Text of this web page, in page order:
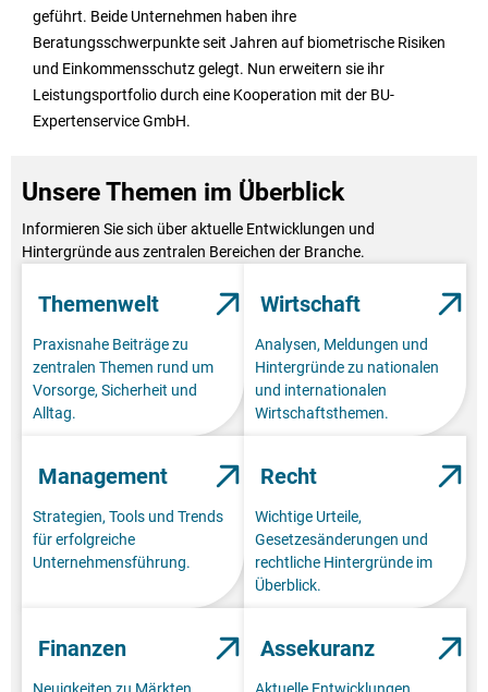
geführt. Beide Unternehmen haben ihre
Beratungsschwerpunkte seit Jahren auf biometrische Risiken
und Einkommensschutz gelegt. Nun erweitern sie ihr
Leistungsportfolio durch eine Kooperation mit der BU-
Expertenservice GmbH.
Unsere Themen im Überblick
Informieren Sie sich über aktuelle Entwicklungen und
Hintergründe aus zentralen Bereichen der Branche.
Themenwelt
Praxisnahe Beiträge zu
zentralen Themen rund um
Vorsorge, Sicherheit und
Alltag.
Wirtschaft
Analysen, Meldungen und
Hintergründe zu nationalen
und internationalen
Wirtschaftsthemen.
Management
Strategien, Tools und Trends
für erfolgreiche
Unternehmensführung.
Recht
Wichtige Urteile,
Gesetzesänderungen und
rechtliche Hintergründe im
Überblick.
Finanzen
Neuigkeiten zu Märkten,
Assekuranz
Aktuelle Entwicklungen,